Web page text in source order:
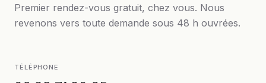
Premier rendez-vous gratuit, chez vous. Nous
revenons vers toute demande sous 48 h ouvrées.
TÉLÉPHONE